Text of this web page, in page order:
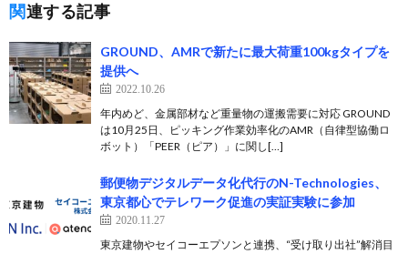
関連する記事
GROUND、AMRで新たに最大荷重100kgタイプを
提供へ
2022.10.26
年内めど、金属部材など重量物の運搬需要に対応 GROUND
は10月25日、ピッキング作業効率化のAMR（自律型協働ロ
ボット）「PEER（ピア）」に関し[…]
郵便物デジタルデータ化代行のN-Technologies、
東京都心でテレワーク促進の実証実験に参加
2020.11.27
東京建物やセイコーエプソンと連携、“受け取り出社”解消目